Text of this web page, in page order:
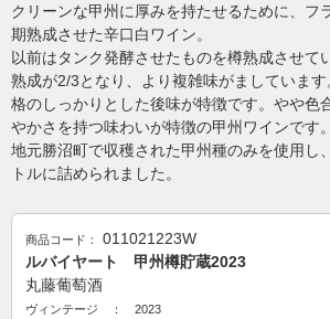
クリーンな甲州に厚みを持たせるために、フ
期熟成させた辛口白ワイン。
以前はタンク発酵させたものを樽熟成させて
熟成が2/3となり、より複雑味がましていま
格のしっかりとした後味が特徴です。やや色
やかさを持つ味わいが特徴の甲州ワインです。
地元勝沼町で収穫された甲州種のみを使用し
トルに詰められました。
商品コード：
011021223W
ルバイヤート 甲州樽貯蔵2023
丸藤葡萄酒
ヴィンテージ ： 2023